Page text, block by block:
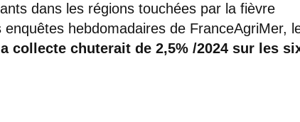
dans les régions touchées par la fièvre
hebdomadaires de FranceAgriMer,
la collecte chuterait de 2,5% /2024 sur les